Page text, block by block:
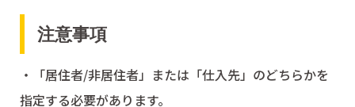
注意事項
・「居住者/非居住者」または「仕入先」のどちらかを
指定する必要があります。